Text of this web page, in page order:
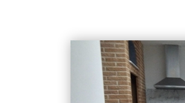
et entretenue ) Pas de
supplémentaire au Rez-De-
de 139 000€ frais d'agence
charge des vendeurs.